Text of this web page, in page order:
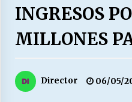
28/07/2026
INGRESOS
MILLONES
Director 06/05/